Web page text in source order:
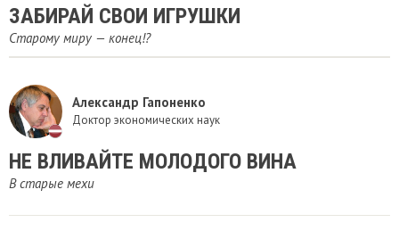
ЗАБИРАЙ СВОИ ИГРУШКИ
Старому миру — конец!?
Александр Гапоненко
Доктор экономических наук
​НЕ ВЛИВАЙТЕ МОЛОДОГО ВИНА
В старые мехи